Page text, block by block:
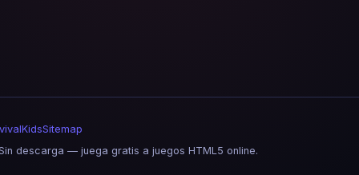
KidsSitemap
descarga — juega gratis a juegos HTML5 online.